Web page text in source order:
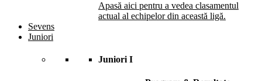
Apasă aici pentru a vedea clasamentul
actual al echipelor din această ligă.
Sevens
Juniori
Juniori I